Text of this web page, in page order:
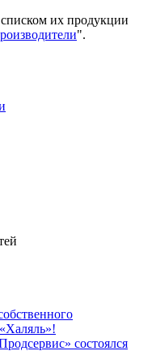
их продукции
".
состоялся